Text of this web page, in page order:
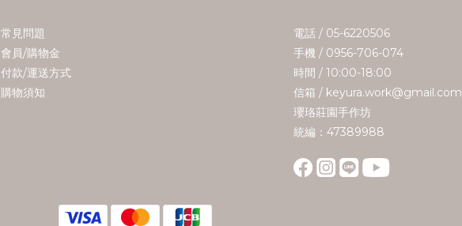
常見問題
會員/購物金
付款/運送方式
購物須知
電話 / 05-6220506
手機 / 0956-706-074
時間 / 10:00-18:00
信箱 / keyura.work@gmail.com
瓔珞莊園手作坊
統編：47389988